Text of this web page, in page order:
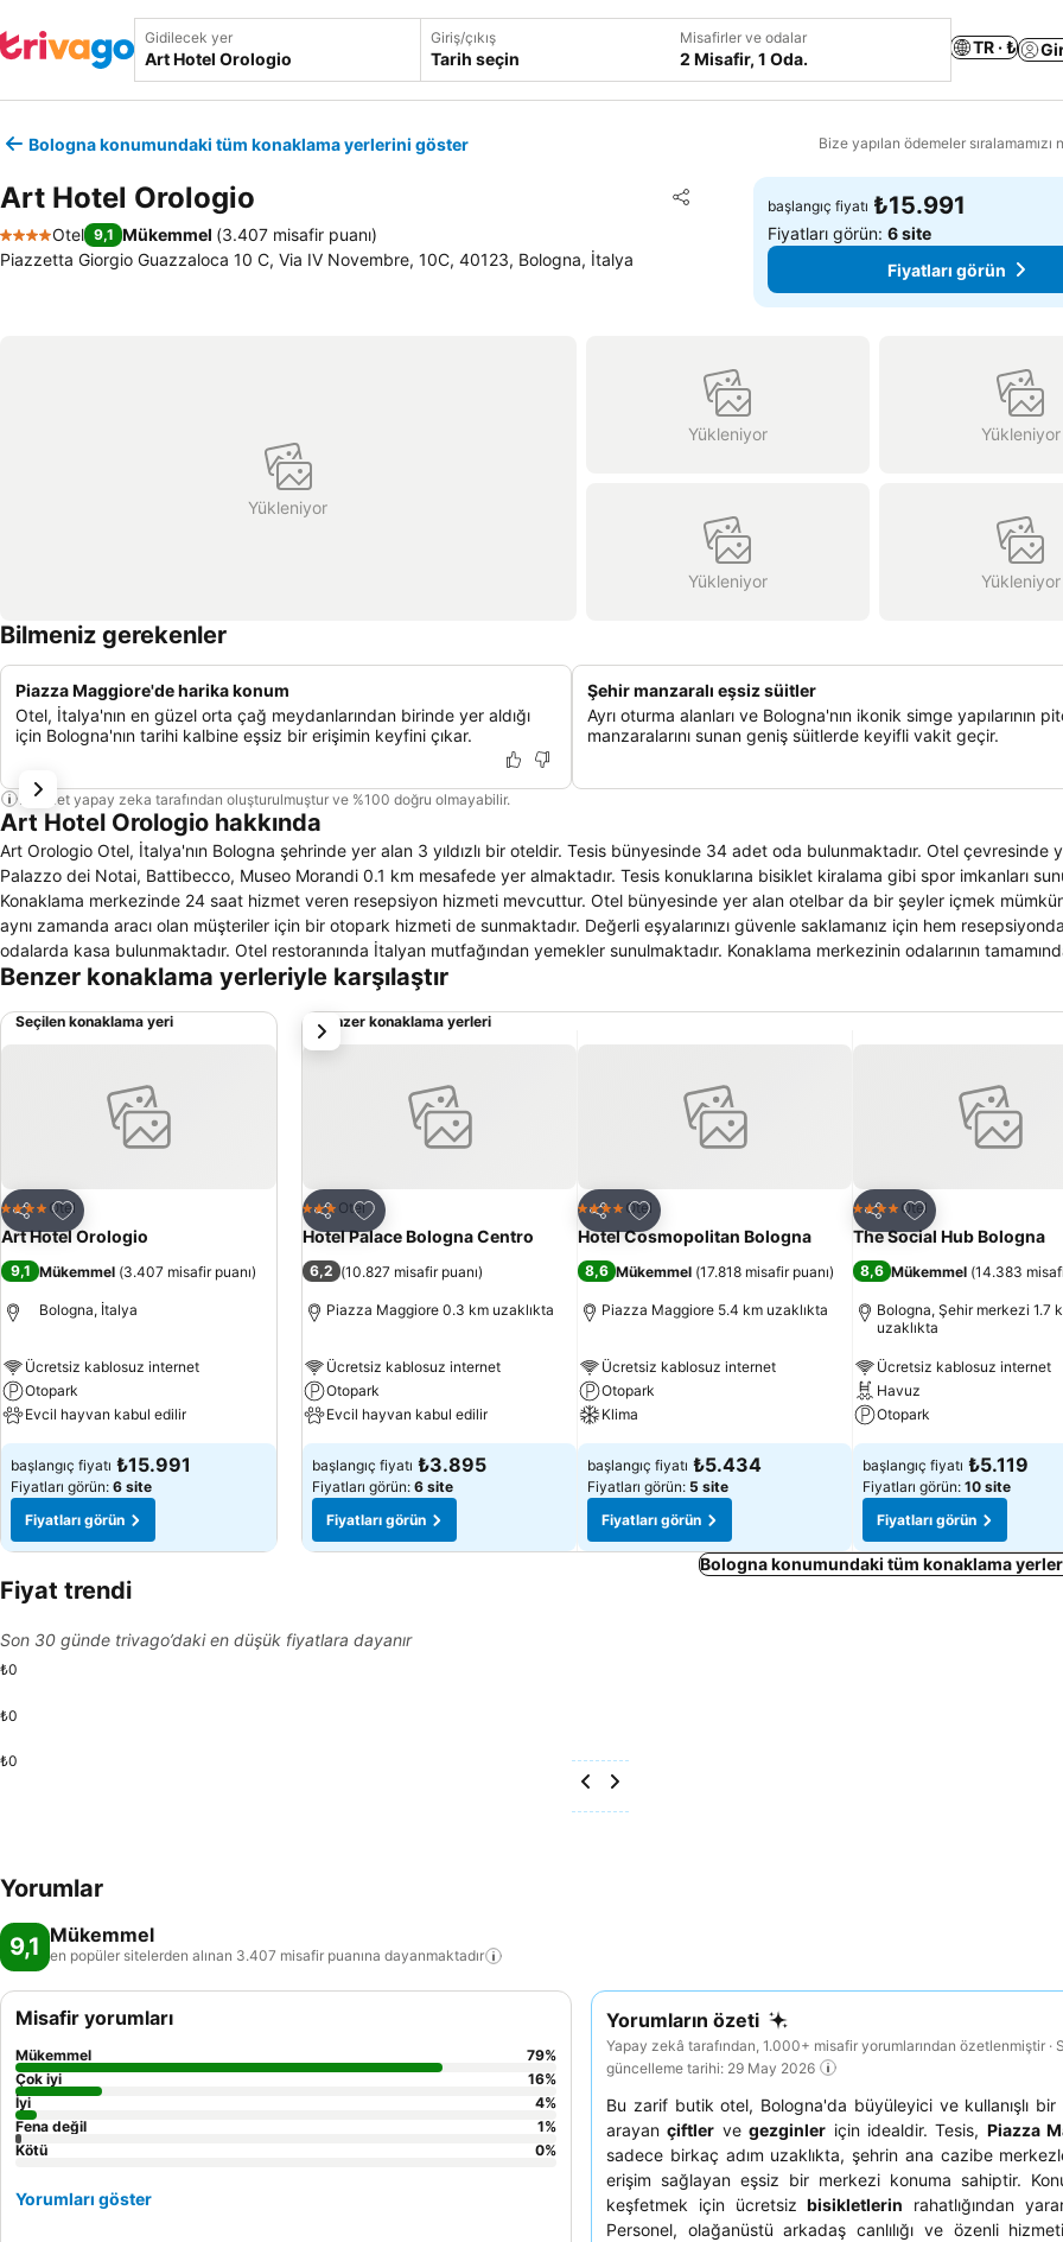
Gidilecek yer Giriş/çıkış
Tarih seçin
Misafirler ve odalar
2 Misafir, 1 Oda.
TR · ₺
Bologna konumundaki tüm konaklama yerlerini göster Bize yapılan ödemeler sıralamamızı
Art Hotel Orologio Paylaş
Favorilerime ekle
4 Yıldız
Otel 9,1 Mükemmel (3.407 misafir puanı)
Piazzetta Giorgio Guazzaloca 10 C, Via IV Novembre, 10C, 40123, Bologna, İtalya
başlangıç fiyatı ₺15.991
Fiyatları görün:6 site
Fiyatları görün
Yükleniyor
Yükleniyor Yükleniyor
Yükleniyor Yükleniyor
Bilmeniz gerekenler
Piazza Maggiore'de harika konum
Otel, İtalya'nın en güzel orta çağ meydanlarından birinde yer aldığı
için Bologna'nın tarihi kalbine eşsiz bir erişimin keyfini çıkar.
Şehir manzaralı eşsiz süitler
Ayrı oturma alanları ve Bologna'nın ikonik simge yapılarının
manzaralarını sunan geniş süitlerde keyifli vakit geçir.
Bu özet yapay zeka tarafından oluşturulmuştur ve %100 doğru olmayabilir.
Art Hotel Orologio hakkında
Art Orologio Otel, İtalya'nın Bologna şehrinde yer alan 3 yıldızlı bir oteldir. Tesis bünyesinde 34 adet oda bulunmaktadır. Otel çevresinde
Palazzo dei Notai, Battibecco, Museo Morandi 0.1 km mesafede yer almaktadır. Tesis konuklarına bisiklet kiralama gibi spor imkanları
Konaklama merkezinde 24 saat hizmet veren resepsiyon hizmeti mevcuttur. Otel bünyesinde yer alan otelbar da bir şeyler içmek
aynı zamanda aracı olan müşteriler için bir otopark hizmeti de sunmaktadır. Değerli eşyalarınızı güvenle saklamanız için hem
odalarda kasa bulunmaktadır. Otel restoranında İtalyan mutfağından yemekler sunulmaktadır. Konaklama merkezinin odalarının
pencere, ısıtma, klima, televizyon, telefon bulunmaktadır. Odalarda duşlu banyo ve saç kurutma makinesi mevcuttur. Tesis içerisinde ve
hizmet vermektedir. Otelde oda servisi hizmeti bulunmaktadır.
Benzer konaklama yerleriyle karşılaştır
Seçilen konaklama yeri
Paylaş
Favorilerime ekle
4 Yıldız Otel
Art Hotel Orologio
9,1 Mükemmel (3.407 misafir puanı)
Bologna, İtalya
Ücretsiz kablosuz internet
Otopark
Evcil hayvan kabul edilir
başlangıç fiyatı ₺15.991
Fiyatları görün: 6 site
Fiyatları görün
Benzer konaklama yerleri
Paylaş
Favorilerime ekle
3 YıldızOtel
Hotel Palace Bologna Centro
6,2 (10.827 misafir puanı)
Piazza Maggiore 0.3 km uzaklıkta
Ücretsiz kablosuz internet
Otopark
Evcil hayvan kabul edilir
başlangıç fiyatı ₺3.895
Fiyatları görün: 6 site
Fiyatları görün
Paylaş
Favorilerime ekle
4 Yıldız Otel
Hotel Cosmopolitan Bologna
8,6 Mükemmel (17.818 misafir puanı)
Piazza Maggiore 5.4 km uzaklıkta
Ücretsiz kablosuz internet
Otopark
Klima
başlangıç fiyatı ₺5.434
Fiyatları görün: 5 site
Fiyatları görün
Paylaş
Favorilerime ekle
4 Yıldız Otel
The Social Hub Bologna
8,6 Mükemmel (14.383
Bologna, Şehir merkezi 1.7
uzaklıkta
Ücretsiz kablosuz internet
Havuz
Otopark
başlangıç fiyatı ₺5.119
Fiyatları görün: 10 site
Fiyatları görün
sonraki
Bologna konumundaki tüm konaklama
Fiyat trendi
Son 30 günde trivago’daki en düşük fiyatlara dayanır
₺0
₺0
₺0
Yorumlar
9,1 Mükemmel
en popüler sitelerden alınan 3.407 misafir puanına dayanmaktadır
Yorumların özeti
Yapay zekâ tarafından, 1.000+ misafir yorumlarından özetlenmiştir ·
güncelleme tarihi: 29 May 2026
Bu zarif butik otel, Bologna'da büyüleyici ve kullanışlı bir
arayançiftler vegezginler için idealdir. Tesis, Piazza
sadece birkaç adım uzaklıkta, şehrin ana cazibe
erişim sağlayan eşsiz bir merkezi konuma sahiptir.
keşfetmek için ücretsizbisikletlerin rahatlığından
Personel, olağanüstü arkadaş canlılığı ve özenli
Misafir yorumları
Mükemmel 79%
Çok iyi
16%
İyi
4%
Fena değil
1%
Kötü
0%
Yorumları göster